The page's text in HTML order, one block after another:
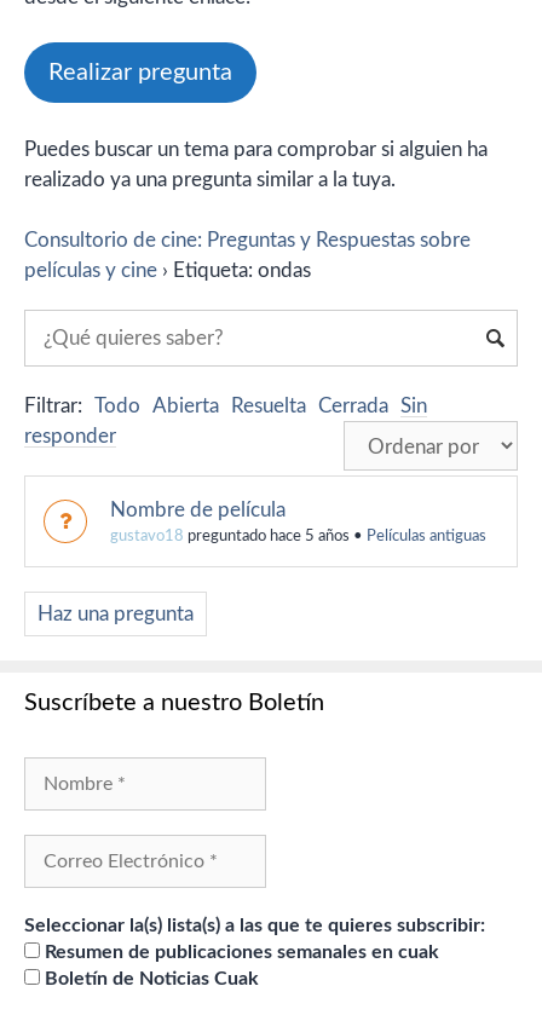
Realizar pregunta
Puedes buscar un tema para comprobar si alguien ha
realizado ya una pregunta similar a la tuya.
Consultorio de cine: Preguntas y Respuestas sobre
películas y cine › Etiqueta: ondas
Filtrar: Todo Abierta Resuelta Cerrada Sin
responder
Nombre de película
gustavo18 preguntado hace 5 años • Películas antiguas
Haz una pregunta
Suscríbete a nuestro Boletín
Seleccionar la(s) lista(s) a las que te quieres subscribir:
Resumen de publicaciones semanales en cuak
Boletín de Noticias Cuak